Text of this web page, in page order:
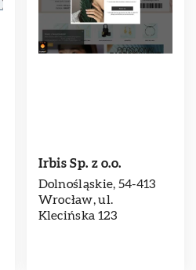
Irbis Sp. z o.o.
Dolnośląskie, 54-413
Wrocław, ul.
Klecińska 123